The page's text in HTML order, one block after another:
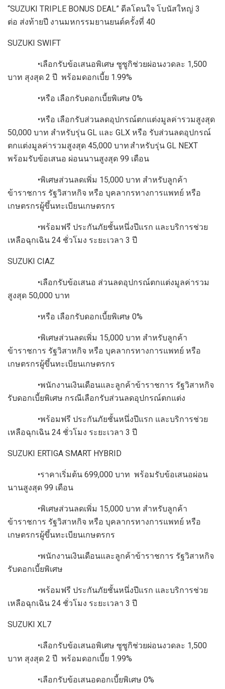
“SUZUKI TRIPLE BONUS DEAL” ดีลโดนใจ โบนัสใหญ่ 3
ต่อ ส่งท้ายปี งานมหกรรมยานยนต์ครั้งที่ 40
SUZUKI SWIFT
•เลือกรับข้อเสนอพิเศษ ซูซูกิช่วยผ่อนงวดละ 1,500
บาท สุงสุด 2 ปี พร้อมดอกเบี้ย 1.99%
•หรือ เลือกรับดอกเบี้ยพิเศษ 0%
•หรือ เลือกรับส่วนลดอุปกรณ์ตกแต่งมูลค่ารวมสูงสุด
50,000 บาท สำหรับรุ่น GL และ GLX หรือ รับส่วนลดอุปกรณ์
ตกแต่งมูลค่ารวมสูงสุด 45,000 บาท สำหรับรุ่น GL NEXT
พร้อมรับข้อเสนอ ผ่อนนานสูงสุด 99 เดือน
•พิเศษส่วนลดเพิ่ม 15,000 บาท สำหรับลูกค้า
ข้าราชการ รัฐวิสาหกิจ หรือ บุคลากรทางการแพทย์ หรือ
เกษตรกรผู้ขึ้นทะเบียนเกษตรกร
•พร้อมฟรี ประกันภัยชั้นหนึ่งปีแรก และบริการช่วย
เหลือฉุกเฉิน 24 ชั่วโมง ระยะเวลา 3 ปี
SUZUKI CIAZ
•เลือกรับข้อเสนอ ส่วนลดอุปกรณ์ตกแต่งมูลค่ารวม
สูงสุด 50,000 บาท
•หรือ เลือกรับดอกเบี้ยพิเศษ 0%
•พิเศษส่วนลดเพิ่ม 15,000 บาท สำหรับลูกค้า
ข้าราชการ รัฐวิสาหกิจ หรือ บุคลากรทางการแพทย์ หรือ
เกษตรกรผู้ขึ้นทะเบียนเกษตรกร
•พนักงานเงินเดือนและลูกค้าข้าราชการ รัฐวิสาหกิจ
รับดอกเบี้ยพิเศษ กรณีเลือกรับส่วนลดอุปกรณ์ตกแต่ง
•พร้อมฟรี ประกันภัยชั้นหนึ่งปีแรก และบริการช่วย
เหลือฉุกเฉิน 24 ชั่วโมง ระยะเวลา 3 ปี
SUZUKI ERTIGA SMART HYBRID
•ราคาเริ่มต้น 699,000 บาท พร้อมรับข้อเสนอผ่อน
นานสูงสุด 99 เดือน
•พิเศษส่วนลดเพิ่ม 15,000 บาท สำหรับลูกค้า
ข้าราชการ รัฐวิสาหกิจ หรือ บุคลากรทางการแพทย์ หรือ
เกษตรกรผู้ขึ้นทะเบียนเกษตรกร
•พนักงานเงินเดือนและลูกค้าข้าราชการ รัฐวิสาหกิจ
รับดอกเบี้ยพิเศษ
•พร้อมฟรี ประกันภัยชั้นหนึ่งปีแรก และบริการช่วย
เหลือฉุกเฉิน 24 ชั่วโมง ระยะเวลา 3 ปี
SUZUKI XL7
•เลือกรับข้อเสนอพิเศษ ซูซูกิช่วยผ่อนงวดละ 1,500
บาท สุงสุด 2 ปี พร้อมดอกเบี้ย 1.99%
•เลือกรับข้อเสนอดอกเบี้ยพิเศษ 0%